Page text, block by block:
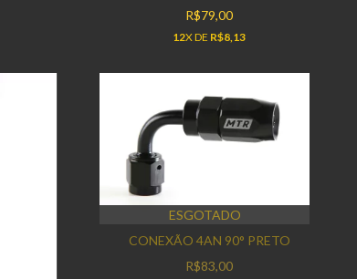
R$79,00
12X DE R$8,13
ESGOTADO
CONEXÃO 4AN 90° PRETO
R$83,00